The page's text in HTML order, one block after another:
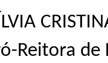
Reitora de